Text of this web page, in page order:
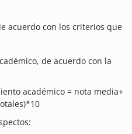
acuerdo con los criterios que
de acuerdo con la
académico = nota media+